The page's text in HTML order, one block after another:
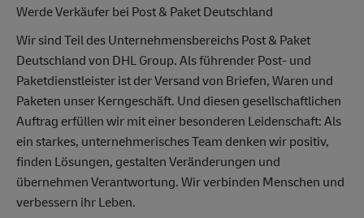
Werde Verkäufer bei Post & Paket Deutschland
Wir sind Teil des Unternehmensbereichs Post & Paket
Deutschland von DHL Group. Als führender Post- und
Paketdienstleister ist der Versand von Briefen, Waren und
Paketen unser Kerngeschäft. Und diesen gesellschaftlichen
Auftrag erfüllen wir mit einer besonderen Leidenschaft: Als
ein starkes, unternehmerisches Team denken wir positiv,
finden Lösungen, gestalten Veränderungen und
übernehmen Verantwortung. Wir verbinden Menschen und
verbessern ihr Leben.